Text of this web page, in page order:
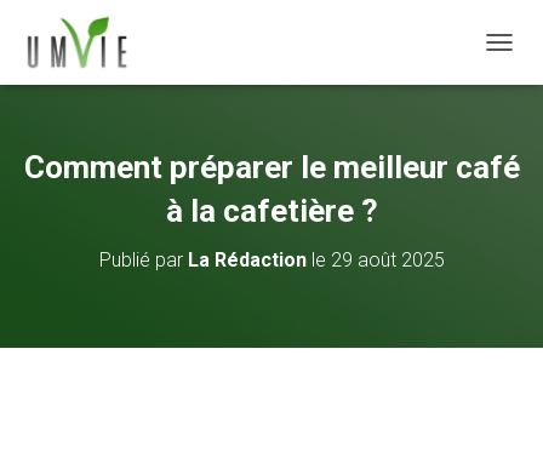
Comment préparer le meilleur café
à la cafetière ?
Publié par La Rédactionle 29 août 2025